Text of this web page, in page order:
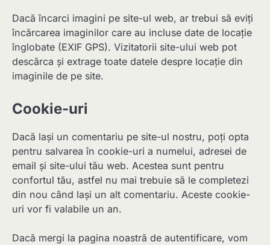
Dacă încarci imagini pe site-ul web, ar trebui să eviți
încărcarea imaginilor care au incluse date de locație
înglobate (EXIF GPS). Vizitatorii site-ului web pot
descărca și extrage toate datele despre locație din
imaginile de pe site.
Cookie-uri
Dacă lași un comentariu pe site-ul nostru, poți opta
pentru salvarea în cookie-uri a numelui, adresei de
email și site-ului tău web. Acestea sunt pentru
confortul tău, astfel nu mai trebuie să le completezi
din nou când lași un alt comentariu. Aceste cookie-
uri vor fi valabile un an.
Dacă mergi la pagina noastră de autentificare, vom